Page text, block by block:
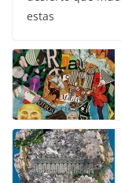
estas